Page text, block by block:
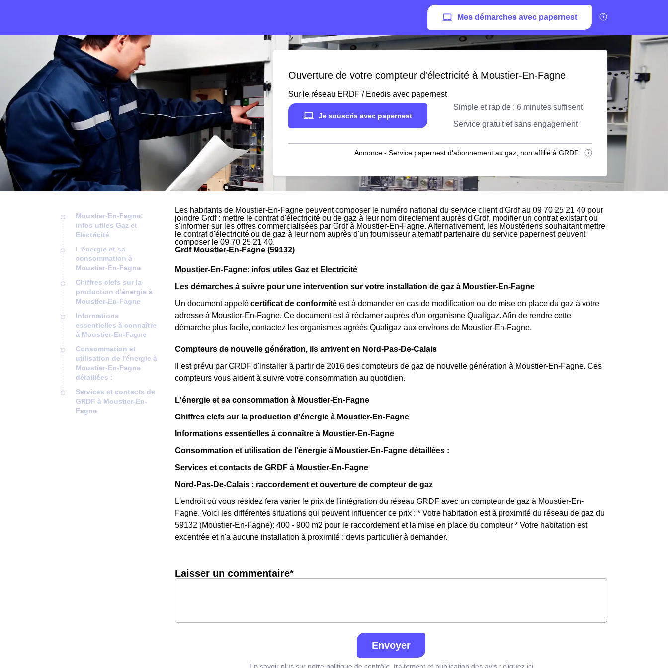
Mes démarches avec papernest
Ouverture de votre compteur d'électricité à Moustier-En-Fagne
Sur le réseau ERDF / Enedis avec papernest
Je souscris avec papernest
Simple et rapide : 6 minutes suffisent
Service gratuit et sans engagement
Annonce - Service papernest d'abonnement au gaz, non affilié à GRDF.
Moustier-En-Fagne:
infos utiles Gaz et
Electricité
L'énergie et sa
consommation à
Moustier-En-Fagne
Chiffres clefs sur la
production d'énergie à
Moustier-En-Fagne
Informations
essentielles à connaître
à Moustier-En-Fagne
Consommation et
utilisation de l'énergie à
Moustier-En-Fagne
détaillées :
Services et contacts de
GRDF à Moustier-En-
Fagne
Les habitants de Moustier-En-Fagne peuvent composer le numéro national du service client d'Grdf au 09 70 25 21 40 pour
joindre Grdf : mettre le contrat d'électricité ou de gaz à leur nom directement auprès d'Grdf, modifier un contrat existant ou
s'informer sur les offres commercialisées par Grdf à Moustier-En-Fagne. Alternativement, les Moustériens souhaitant mettre
le contrat d'électricité ou de gaz à leur nom auprès d'un fournisseur alternatif partenaire du service papernest peuvent
composer le 09 70 25 21 40.
Grdf Moustier-En-Fagne (59132)
Moustier-En-Fagne: infos utiles Gaz et Electricité
Les démarches à suivre pour une intervention sur votre installation de gaz à Moustier-En-Fagne
Un document appelé certificat de conformité est à demander en cas de modification ou de mise en place du gaz à votre
adresse à Moustier-En-Fagne. Ce document est à réclamer auprès d'un organisme Qualigaz. Afin de rendre cette
démarche plus facile, contactez les organismes agréés Qualigaz aux environs de Moustier-En-Fagne.
Compteurs de nouvelle génération, ils arrivent en Nord-Pas-De-Calais
Il est prévu par GRDF d'installer à partir de 2016 des compteurs de gaz de nouvelle génération à Moustier-En-Fagne. Ces
compteurs vous aident à suivre votre consommation au quotidien.
L'énergie et sa consommation à Moustier-En-Fagne
Chiffres clefs sur la production d'énergie à Moustier-En-Fagne
Informations essentielles à connaître à Moustier-En-Fagne
Consommation et utilisation de l'énergie à Moustier-En-Fagne détaillées :
Services et contacts de GRDF à Moustier-En-Fagne
Nord-Pas-De-Calais : raccordement et ouverture de compteur de gaz
L'endroit où vous résidez fera varier le prix de l'intégration du réseau GRDF avec un compteur de gaz à Moustier-En-
Fagne. Voici les différentes situations qui peuvent influencer ce prix : * Votre habitation est à proximité du réseau de gaz du
59132 (Moustier-En-Fagne): 400 - 900 m2 pour le raccordement et la mise en place du compteur * Votre habitation est
excentrée et n'a aucune installation à proximité : devis particulier à demander.
Laisser un commentaire*
Envoyer
En savoir plus sur notre politique de contrôle, traitement et publication des avis : cliquez ici